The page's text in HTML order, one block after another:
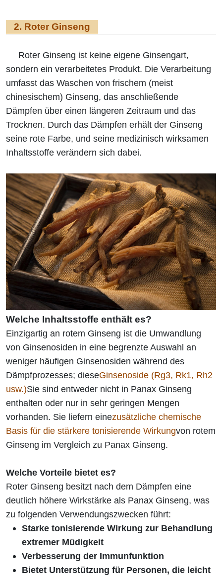
2. Roter Ginseng
Roter Ginseng ist keine eigene Ginsengart,
sondern ein verarbeitetes Produkt. Die Verarbeitung
umfasst das Waschen von frischem (meist
chinesischem) Ginseng, das anschließende
Dämpfen über einen längeren Zeitraum und das
Trocknen. Durch das Dämpfen erhält der Ginseng
seine rote Farbe, und seine medizinisch wirksamen
Inhaltsstoffe verändern sich dabei.
Welche Inhaltsstoffe enthält es?
Einzigartig an rotem Ginseng ist die Umwandlung
von Ginsenosiden in eine begrenzte Auswahl an
weniger häufigen Ginsenosiden während des
Dämpfprozesses; dieseGinsenoside (Rg3, Rk1, Rh2
usw.)Sie sind entweder nicht in Panax Ginseng
enthalten oder nur in sehr geringen Mengen
vorhanden. Sie liefern einezusätzliche chemische
Basis für die stärkere tonisierende Wirkungvon rotem
Ginseng im Vergleich zu Panax Ginseng.
Welche Vorteile bietet es?
Roter Ginseng besitzt nach dem Dämpfen eine
deutlich höhere Wirkstärke als Panax Ginseng, was
zu folgenden Verwendungszwecken führt:
Starke tonisierende Wirkung zur Behandlung
extremer Müdigkeit
Verbesserung der Immunfunktion
Bietet Unterstützung für Personen, die leicht